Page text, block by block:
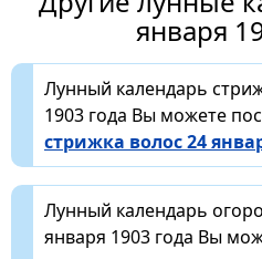
января
Лунный календарь
1903 года Вы можете
стрижка волос 24
Лунный календарь
января 1903 года Вы